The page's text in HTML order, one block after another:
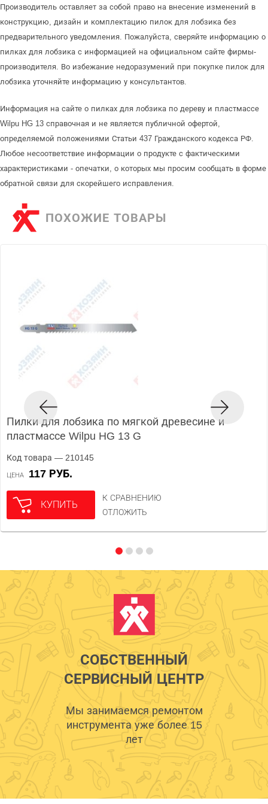
Производитель оставляет за собой право на внесение изменений в
конструкцию, дизайн и комплектацию пилок для лобзика без
предварительного уведомления. Пожалуйста, сверяйте информацию о
пилках для лобзика с информацией на официальном сайте фирмы-
производителя. Во избежание недоразумений при покупке пилок для
лобзика уточняйте информацию у консультантов.
Информация на сайте о пилках для лобзика по дереву и пластмассе
Wilpu HG 13 справочная и не является публичной офертой,
определяемой положениями Статьи 437 Гражданского кодекса РФ.
Любое несоответствие информации о продукте с фактическими
характеристиками - опечатки, о которых мы просим сообщать в форме
обратной связи для скорейшего исправления.
ПОХОЖИЕ ТОВАРЫ
Пилки для лобзика по мягкой древесине и
пластмассе Wilpu HG 13 G
Код товара — 210145
ЦЕНА 117 РУБ.
КУПИТЬ
К СРАВНЕНИЮ
ОТЛОЖИТЬ
СОБСТВЕННЫЙ
СЕРВИСНЫЙ ЦЕНТР
Мы занимаемся ремонтом
инструмента уже более 15
лет